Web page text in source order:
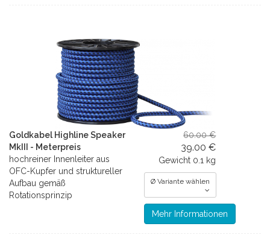
Goldkabel Highline Speaker
MkIII - Meterpreis
hochreiner Innenleiter aus
OFC-Kupfer und struktureller
Aufbau gemäß
Rotationsprinzip
60.00 €
39.00 €
Gewicht 0.1 kg
Ø Variante wählen
Mehr Informationen